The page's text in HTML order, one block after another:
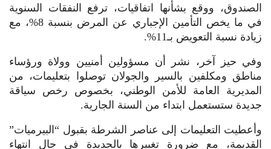
الصندوق، ووقع بشأنها اتفاقيات، ترفع النفقات السنوية
في ما يخص التأمين الإجباري عن المرض بنسبة 8%، مع
زيادة نسبة التعويض بـ11%.
وفي حيز آخر، نشر أن مسؤولين أمنيين وولاة ورؤساء
مناطق ومكلفين بالسير والجولان توصلوا بتعليمات، من
المديرية العامة للأمن الوطني، بخصوص رخص سياقة
جديدة ستستعمل ابتداء من السنة الجارية.
وأعطيت التعليمات إلى عناصر الشرطة بقبول “البيرميات”
القديمة، مع ضرورة تغييرها بالجديدة في حال انتهاء